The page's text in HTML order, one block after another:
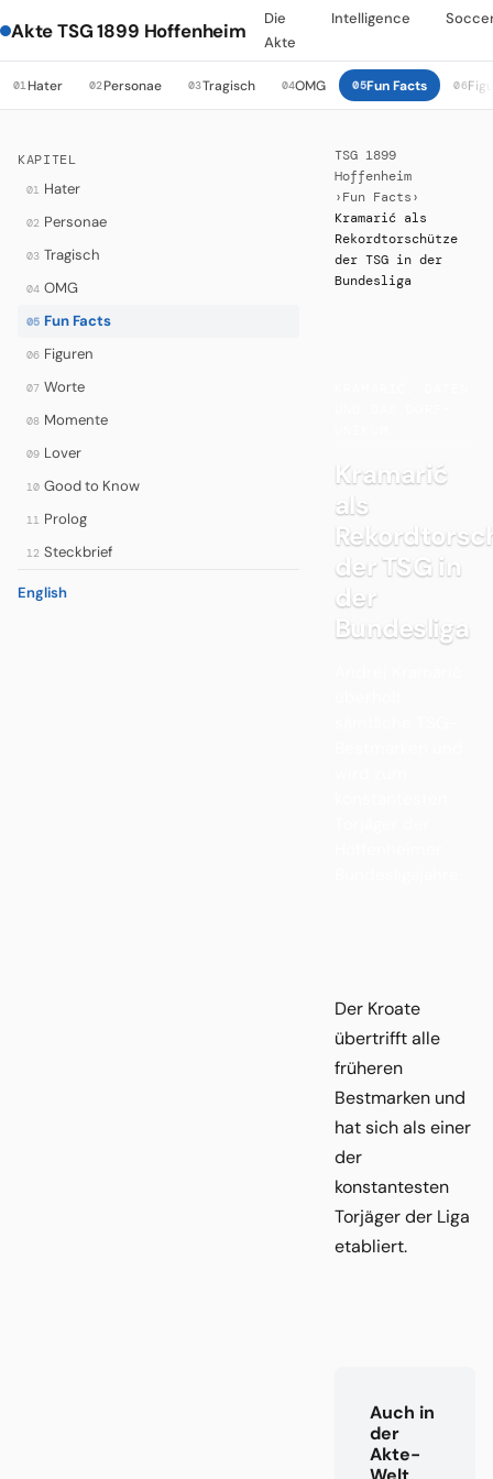
Akte TSG 1899 Hoffenheim
Die
Akte
Intelligence
01Hater 02Personae 03Tragisch 04OMG 05Fun Facts 06
KAPITEL
01 Hater
02 Personae
03 Tragisch
04 OMG
05 Fun Facts
06 Figuren
07 Worte
08 Momente
09 Lover
10 Good to Know
11 Prolog
12 Steckbrief
English
TSG 1899
Hoffenheim
› Fun Facts ›
Kramarić als
Rekordtorschütze
der TSG in der
Bundesliga
Kramarić
als
der TSG in
der
Bundesliga
Der Kroate
übertrifft alle
früheren
Bestmarken und
hat sich als einer
der
konstantesten
Torjäger der Liga
etabliert.
Auch in
der
Akte-